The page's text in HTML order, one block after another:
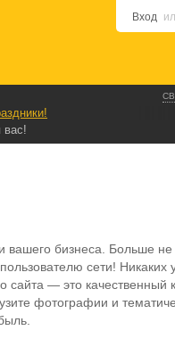
Вход
вас!
вашего бизнеса. Больше
сети! Никаких
сайта — это качественный
фотографии и